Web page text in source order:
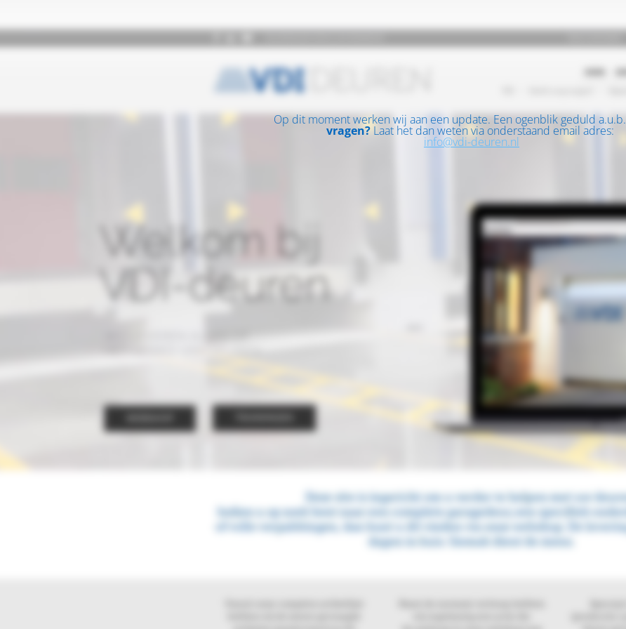
Op dit moment werken wij aan een update. Een ogenblik geduld a.u.b.
vragen? Laat het dan weten via onderstaand email adres:
info@vdi-deuren.nl